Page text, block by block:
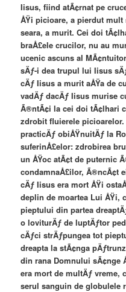
Iisus, fiind atÃ¢rnat pe
ÅŸi picioare, a pierdut mult
seara, a murit. Cei doi
braÅ£ele crucilor, nu au
ucenic ascuns al
sÄƒ-i dea trupul lui Iisus
cÄƒ Iisus a murit aÅŸa de
vadÄƒ dacÄƒ Iisus murise
Ã®ntÃ¢i la cei doi tÃ¢lhari
zdrobit fluierele
practicÄƒ obiÅŸnuitÄƒ la
suferinÅ£elor: zdrobirea
un ÅŸoc atÃ¢t de puternic
condamnaÅ£ilor, Ã®ncÃ¢t
cÄƒ Iisus era mort ÅŸi
deplin de moartea Lui ÅŸi,
pieptului din partea
o loviturÄƒ de luptÄƒtor
cÄƒci strÄƒpungea tot
dreapta la stÃ¢nga
din rana Domnului sÃ¢nge
era mort de multÄƒ vreme,
serul sanguin de globulele